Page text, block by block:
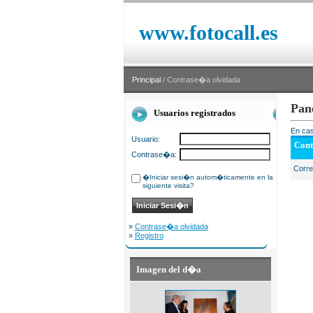
www.fotocall.es
Principal / Contrase�a olvidada
Usuarios registrados
Usuario:
Contrase�a:
�Iniciar sesi�n autom�ticamente en la
siguiente visita?
» Contrase�a olvidada
» Registro
Imagen del d�a
En